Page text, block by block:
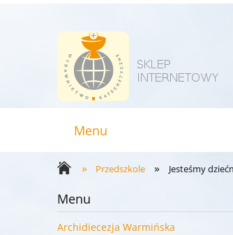
Menu
» Przedszkole » Jesteśmy
Menu
Archidiecezja Warmińska